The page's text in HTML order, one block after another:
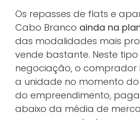
Os repasses de flats e
Cabo Branco ainda na
das modalidades mais
vende bastante. Neste
negociação, o comprador
a unidade no momento
do empreendimento,
abaixo da média de